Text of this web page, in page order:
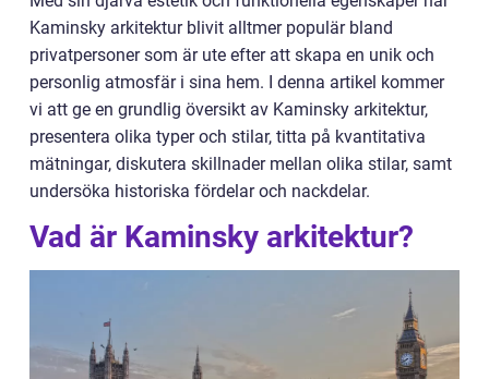
Kaminsky arkitektur blivit alltmer populär bland
privatpersoner som är ute efter att skapa en unik och
personlig atmosfär i sina hem. I denna artikel kommer
vi att ge en grundlig översikt av Kaminsky arkitektur,
presentera olika typer och stilar, titta på kvantitativa
mätningar, diskutera skillnader mellan olika stilar, samt
undersöka historiska fördelar och nackdelar.
Vad är Kaminsky arkitektur?